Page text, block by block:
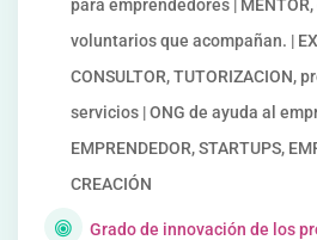
para emprendedores |
voluntarios que acompañan. |
CONSULTOR, TUTORIZACION,
servicios | ONG de ayuda al
EMPRENDEDOR, STARTUPS,
CREACIÓN
Grado de innovación de los